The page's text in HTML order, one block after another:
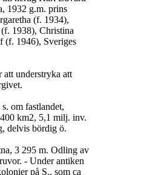
1932 g.m. prins
(f. 1934),
1938), Christina
(f. 1946), Sveriges
att understryka att
om fastlandet,
km2, 5,1 milj. inv.
delvis bördig ö.
3 295 m. Odling av
- Under antiken
på S., som ca